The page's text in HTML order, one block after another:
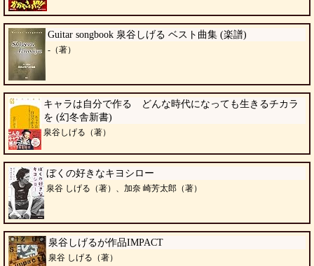
Guitar songbook 泉谷しげる ベスト曲集 (楽譜)
-（著）
キャラは自分で作る どんな時代になっても生きるチカラ
を (幻冬舎新書)
泉谷しげる（著）
ぼくの好きなキヨシロー
泉谷 しげる（著）、加奈 崎芳太郎（著）
泉谷しげるが作品IMPACT
泉谷 しげる（著）